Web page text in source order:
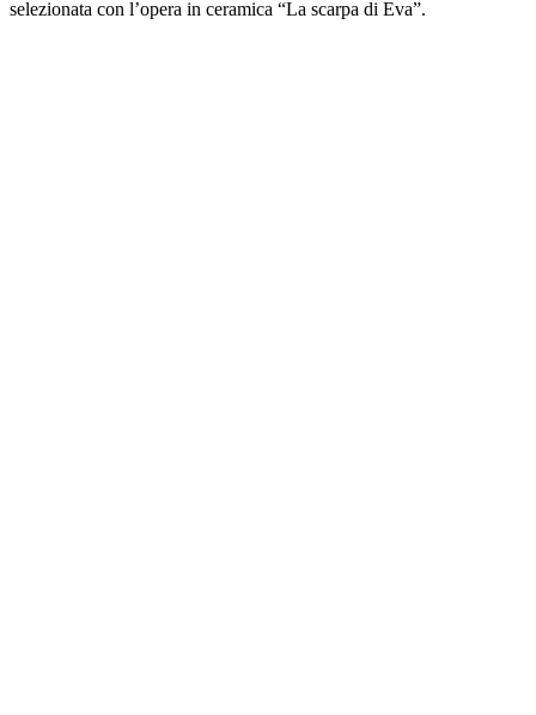
selezionata con l’opera in ceramica “La scarpa di Eva”.